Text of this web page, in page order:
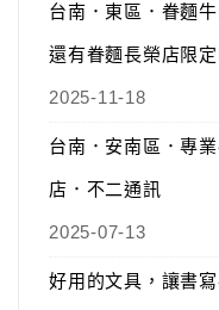
台南．東區．眷麵
還有眷麵長榮店限
2025-11-18
台南．安南區．專
店．不二通訊
2025-07-13
好用的文具，讓書